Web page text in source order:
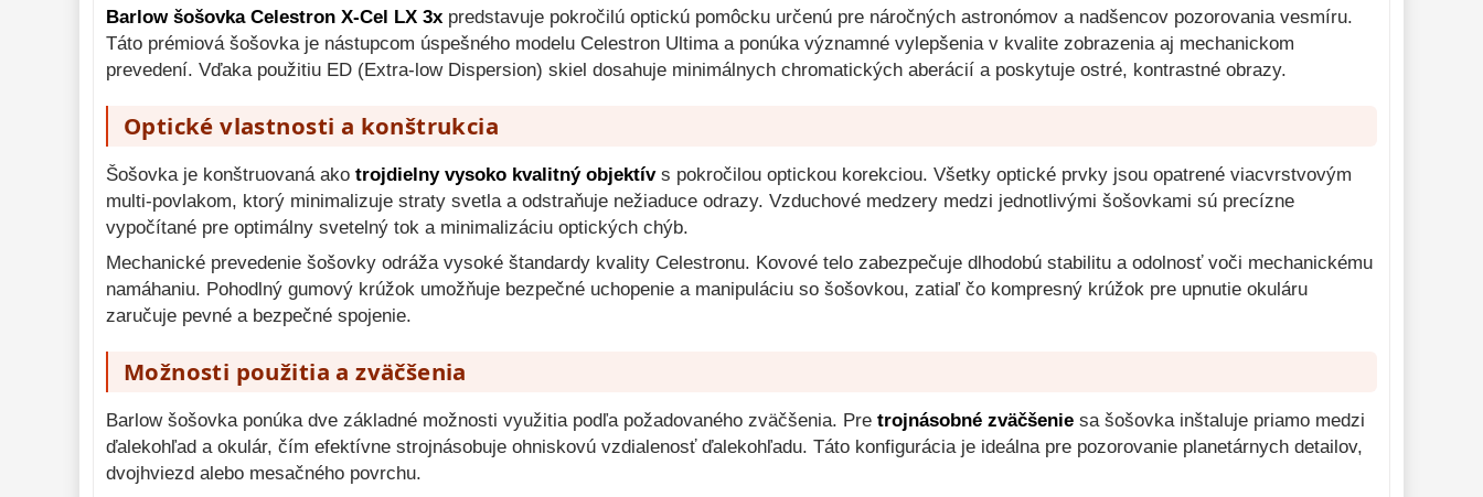
Diaľkomery a Nočné
videnie
17
Monokulárne
Mikroskopy 93
Foto stativy 10
Lupy
Literatúra 10
Darčekové
Barlow šošovka Celestron X-Cel LX 3x predstavuje pokročilú optickú pomôcku určenú pre náročných astronómov a nadšencov pozorovania vesmíru.
Táto prémiová šošovka je nástupcom úspešného modelu Celestron Ultima a ponúka významné vylepšenia v kvalite zobrazenia aj mechanickom
prevedení. Vďaka použitiu ED (Extra-low Dispersion) skiel dosahuje minimálnych chromatických aberácií a poskytuje ostré, kontrastné obrazy.
Optické vlastnosti a konštrukcia
Šošovka je konštruovaná ako trojdielny vysoko kvalitný objektívs pokročilou optickou korekciou. Všetky optické prvky jsou opatrené viacvrstvovým
multi-povlakom, ktorý minimalizuje straty svetla a odstraňuje nežiaduce odrazy. Vzduchové medzery medzi jednotlivými šošovkami sú precízne
vypočítané pre optimálny svetelný tok a minimalizáciu optických chýb.
Mechanické prevedenie šošovky odráža vysoké štandardy kvality Celestronu. Kovové telo zabezpečuje dlhodobú stabilitu a odolnosť voči mechanickému
namáhaniu. Pohodlný gumový krúžok umožňuje bezpečné uchopenie a manipuláciu so šošovkou, zatiaľ čo kompresný krúžok pre upnutie okuláru
zaručuje pevné a bezpečné spojenie.
Možnosti použitia a zväčšenia
Barlow šošovka ponúka dve základné možnosti využitia podľa požadovaného zväčšenia. Pre trojnásobné zväčšenie sa šošovka inštaluje priamo medzi
ďalekohľad a okulár, čím efektívne strojnásobuje ohniskovú vzdialenosť ďalekohľadu. Táto konfigurácia je ideálna pre pozorovanie planetárnych detailov,
dvojhviezd alebo mesačného povrchu.